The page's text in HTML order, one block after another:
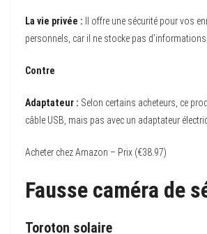
La vie privée : Il offre une sécurité pour vos
personnels, car il ne stocke pas d’informations
Contre
Adaptateur : Selon certains acheteurs, ce
câble USB, mais pas avec un adaptateur
Acheter chez Amazon – Prix (€38.97)
Fausse caméra de
Toroton solaire